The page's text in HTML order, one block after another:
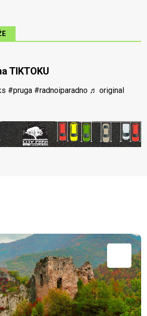
TIKTOKU
#pruga #radnoiparadno ♬ original